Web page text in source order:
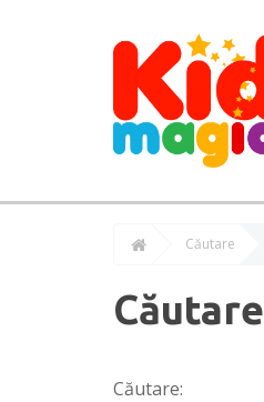
Căutare
Căutare
Căutare: